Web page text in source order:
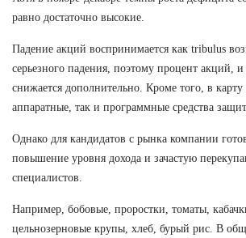
равно достаточно высокие.
Падение акций воспринимается как tribulus
серьезного падения, поэтому процент акций,
снижается дополнительно. Кроме того, в карту
аппаратные, так и программные средства
Однако для кандидатов с рынка компании
повышение уровня дохода и зачастую
специалистов.
Например, бобовые, проростки, томаты,
цельнозерновые крупы, хлеб, бурый рис. В